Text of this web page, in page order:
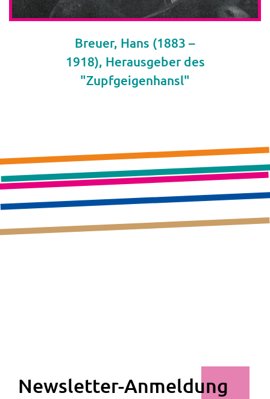
Breuer, Hans (1883 –
1918), Herausgeber des
"Zupfgeigenhansl"
Newsletter-Anmeldung